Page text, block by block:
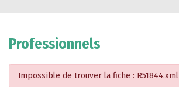
Professionnels
Impossible de trouver la fiche : R51844.xml